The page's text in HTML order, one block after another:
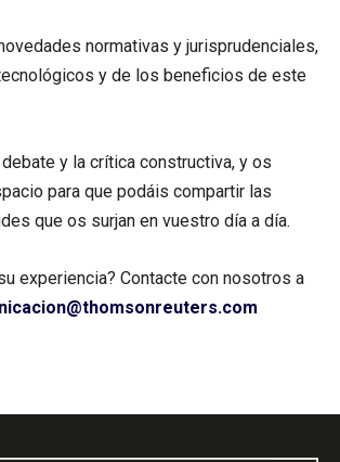
normativas y jurisprudenciales,
y de los beneficios de este
y la crítica constructiva, y os
para que podáis compartir las
que os surjan en vuestro día a día.
experiencia? Contacte con nosotros a